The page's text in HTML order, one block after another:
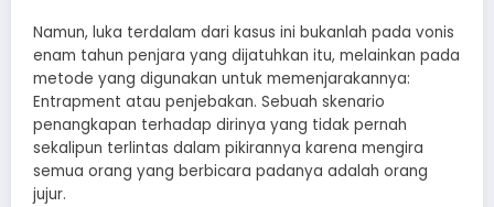
Namun, luka terdalam dari kasus ini bukanlah pada vonis
enam tahun penjara yang dijatuhkan itu, melainkan pada
metode yang digunakan untuk memenjarakannya:
Entrapment atau penjebakan. Sebuah skenario
penangkapan terhadap dirinya yang tidak pernah
sekalipun terlintas dalam pikirannya karena mengira
semua orang yang berbicara padanya adalah orang
jujur.